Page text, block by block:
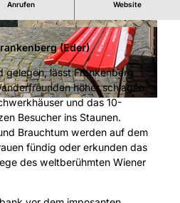
© Ederbergland Touristik / SR |CC-BY-SA
Anrufen Website
(Eder)
gelegen, lässt Frankenberg
höher schlagen.
und das 10-
Besucher ins Staunen.
Brauchtum werden auf dem
fündig oder erkunden das
des weltberühmten Wiener